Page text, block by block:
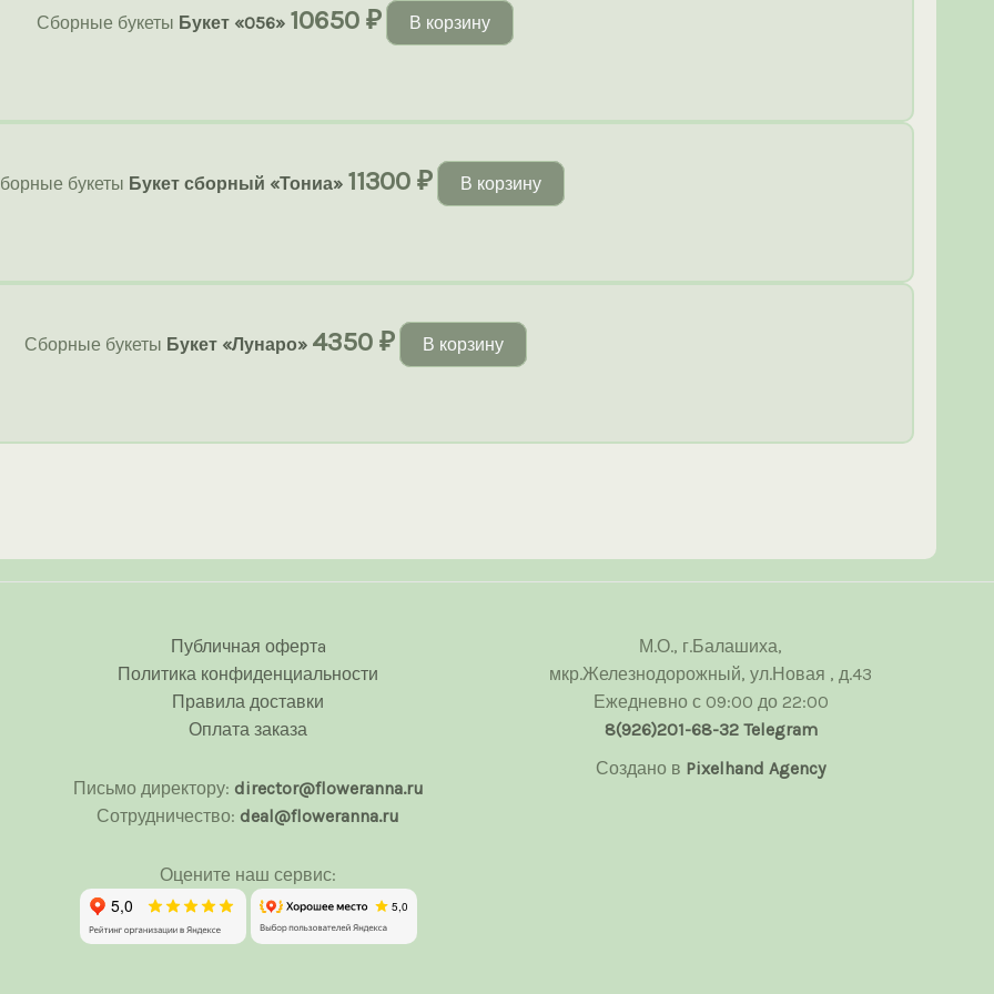
Сборные букеты Букет «056» 10650 ₽ В корзину
букеты Букет сборный «Тониа» 11300 ₽ В корзину
Сборные букеты Букет «Лунаро» 4350 ₽ В корзину
Публичная офертa
Политика конфиденциальности
Правила доставки
Оплата заказа
Письмо директору: director@floweranna.ru
Сотрудничество:deal@floweranna.ru
Оцените наш сервис:
М.О., г.Балашиха,
мкр.Железнодорожный, ул.Новая , д.43
Ежедневно с 09:00 до 22:00
8(926)201-68-32 Telegram
Создано в Pixelhand Agency